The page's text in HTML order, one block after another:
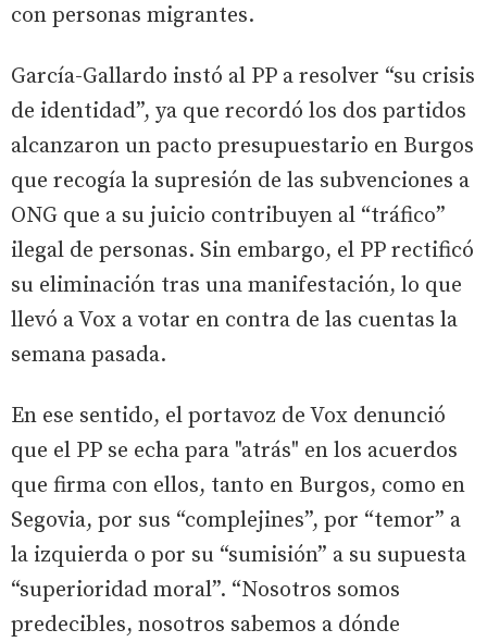
con personas migrantes.
García-Gallardo instó al PP a resolver “su crisis
de identidad”, ya que recordó los dos partidos
alcanzaron un pacto presupuestario en Burgos
que recogía la supresión de las subvenciones a
ONG que a su juicio contribuyen al “tráfico”
ilegal de personas. Sin embargo, el PP rectificó
su eliminación tras una manifestación, lo que
llevó a Vox a votar en contra de las cuentas la
semana pasada.
En ese sentido, el portavoz de Vox denunció
que el PP se echa para "atrás" en los acuerdos
que firma con ellos, tanto en Burgos, como en
Segovia, por sus “complejines”, por “temor” a
la izquierda o por su “sumisión” a su supuesta
“superioridad moral”. “Nosotros somos
predecibles, nosotros sabemos a dónde